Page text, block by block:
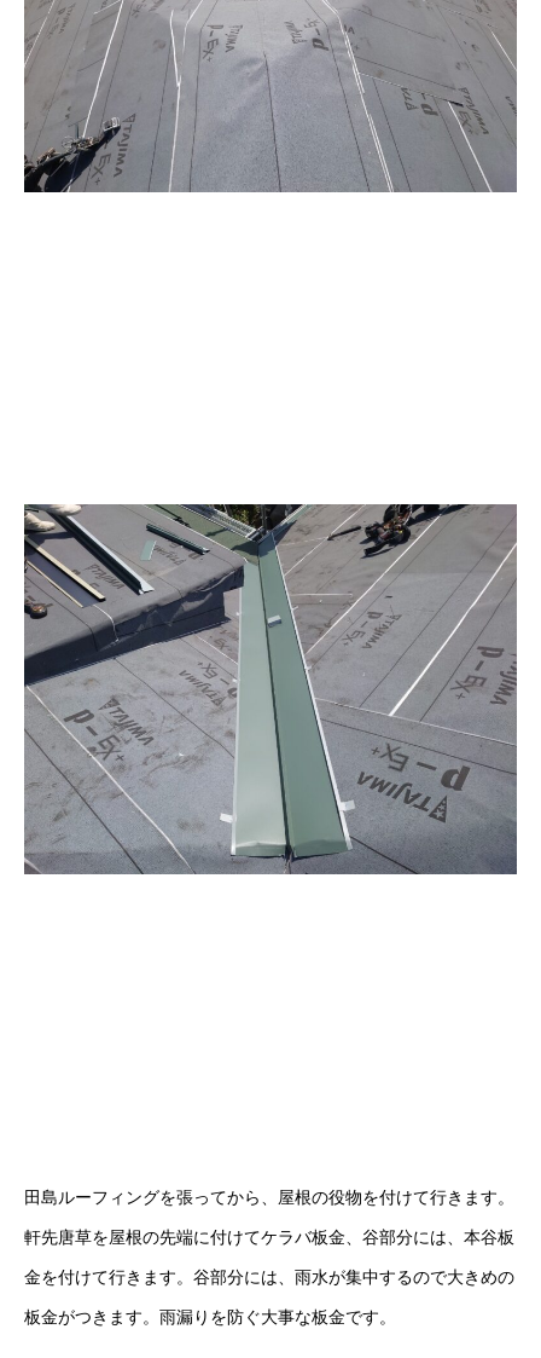
田島ルーフィングを張ってから、屋根の役物を付けて行きます。
軒先唐草を屋根の先端に付けてケラバ板金、谷部分には、本谷板
金を付けて行きます。谷部分には、雨水が集中するので大きめの
板金がつきます。雨漏りを防ぐ大事な板金です。